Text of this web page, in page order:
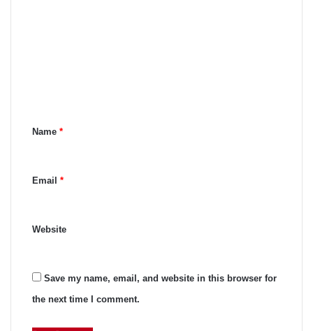
tName *
Email *
Website
Save my name, email, and website in this browser for
the next time I comment.